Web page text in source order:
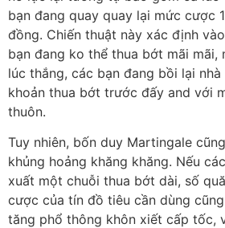
bạn đang quay quay lại mức cược
đồng. Chiến thuật này xác định
bạn đang ko thể thua bớt mãi mãi,
lúc thắng, các bạn đang bồi lại
khoản thua bớt trước đấy and với
thuôn.
Tuy nhiên, bốn duy Martingale
khủng hoảng khăng khăng. Nếu
xuất một chuỗi thua bớt dài, số
cược của tín đồ tiêu cần dùng
tăng phổ thông khôn xiết cấp tốc,